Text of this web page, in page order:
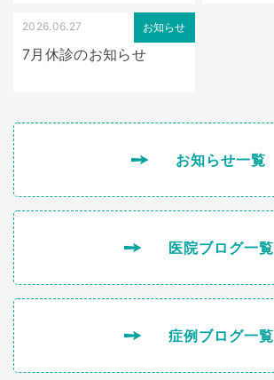
お知らせ
2026.06.27
7月休診のお知らせ
お知らせ一覧
医院ブログ一覧
症例ブログ一覧